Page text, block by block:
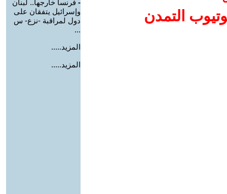
التمدن
- فرنسا خارجها.. لبنان
وإسرائيل يتفقان على
دول لمراقبة -نزع- س
...
المزيد.....
المزيد.....